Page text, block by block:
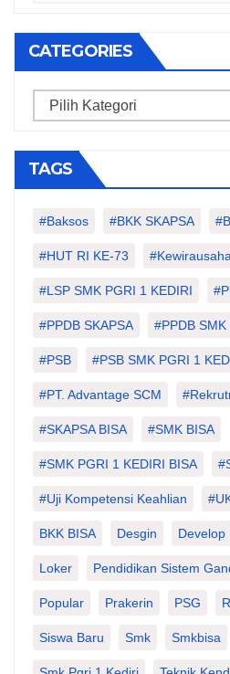
CATEGORIES
Categories
TAGS
#Baksos #BKK SKAPSA
#HUT RI KE-73
#LSP SMK PGRI 1 KEDIRI
#PPDB SKAPSA #PPDB
#PSB #PSB SMK PGRI 1
#PT. Advantage SCM
#SKAPSA BISA #SMK BISA
#SMK PGRI 1 KEDIRI BISA
#Uji Kompetensi Keahlian
BKK BISA Desgin Develop
Loker Pendidikan Sistem
Popular Prakerin PSG
Siswa Baru Smk Smkbisa